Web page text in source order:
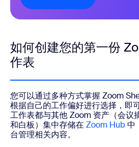
如何创建您的第一份
作表
您可以通过多种方式掌握 Zoom
根据自己的工作偏好进行选择，即
工作表都与其他 Zoom 资产（会议
和白板）集中存储在 Zoom Hub 中
台管理相关内容。